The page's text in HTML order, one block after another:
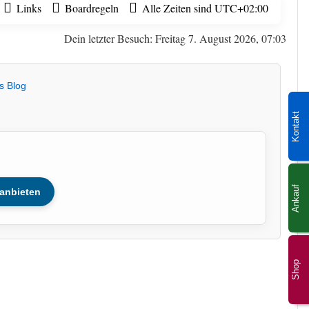
Shop
Kontakt
Ankauf
Links Boardregeln Alle Zeiten sind UTC+02:00
Dein letzter Besuch: Freitag 7. August 2026, 07:03
Blog